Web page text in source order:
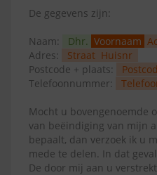
De gegevens zijn:
Naam: Dhr. Voornaam
Adres:
Straat Huisnr
Postcode + plaats:
Telefoonnummer:
Mocht u bovengenoemde
van beëindiging van mijn
bepaalt, dan verzoek ik u
mede te delen. In dat
De door mij aan u